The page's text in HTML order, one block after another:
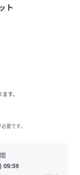
ト
す。
要です。
09:59